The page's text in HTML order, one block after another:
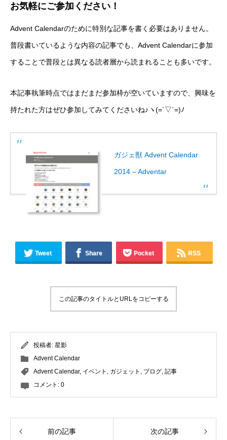
お気軽にご参加ください！
Advent Calendarのために特別な記事を書く必要はありません。
普段書いているような内容の記事でも、Advent Calendarに参加
することで普段とは異なる読者層から読まれることも多いです。
本記事執筆時点ではまだまだ参加枠が空いていますので、興味を
持たれた方はぜひ参加してみてくださいね♪ヽ(=´▽`=)ﾉ
ガジェ獣 Advent Calendar
2014 – Adventar
Tweet Share Pocket RSS
この記事のタイトルとURLをコピーする
投稿者: 星影
Advent Calendar
Advent Calendar, イベント , ガジェット , ブログ, 記事
コメント: 0
前の記事 次の記事